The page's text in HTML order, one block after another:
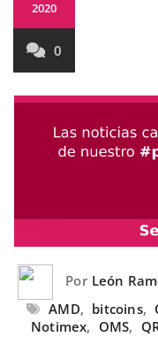
2020
0
Por León
AMD, bitcoins,
Notimex, OMS,